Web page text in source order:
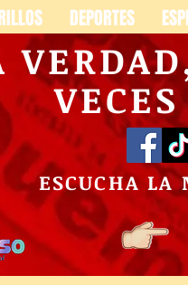
DEPORTES
ESCUCHA LA